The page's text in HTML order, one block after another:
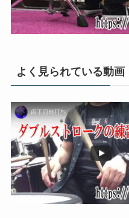
よく見られている動